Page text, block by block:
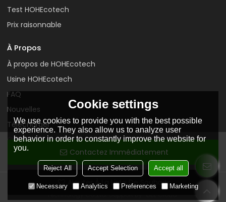
Contactez Immédiatement
Ajouter À La Liste De Souhaits
Test HOHEcotech
Prix raisonnable
À Propos
À propos de HOHEcotech
Usine HOHEcotech
FAQ
Nouvelles
Télécharger
Contactez-nous
Copyright © 2026Huangshan Huasu New Material Science &
Cookie settings
We use cookies to provide you with the best possible
experience. They also allow us to analyze user
behavior in order to constantly improve the website for
you.
Reject All Accept Selection Accept all
Necessary Analytics Preferences Marketing